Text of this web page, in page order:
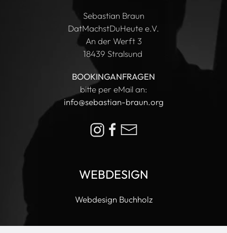
Sebastian Braun
DatMachstDuHeute e.V.
An der Werft 3
18439 Stralsund
BOOKINGANFRAGEN
bitte per eMail an:
info@sebastian-braun.org
WEBDESIGN
Webdesign Buchholz